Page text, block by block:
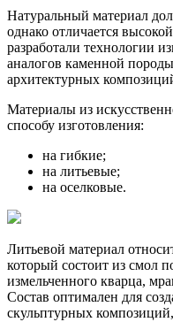
Натуральный материал
однако отличается
разработали технологии
аналогов каменной
архитектурных
Материалы из
способу изготовления:
на гибкие;
на литьевые;
на оселковые.
Литьевой материал
который состоит из смол
измельченного кварца,
Состав оптимален для
скульптурных